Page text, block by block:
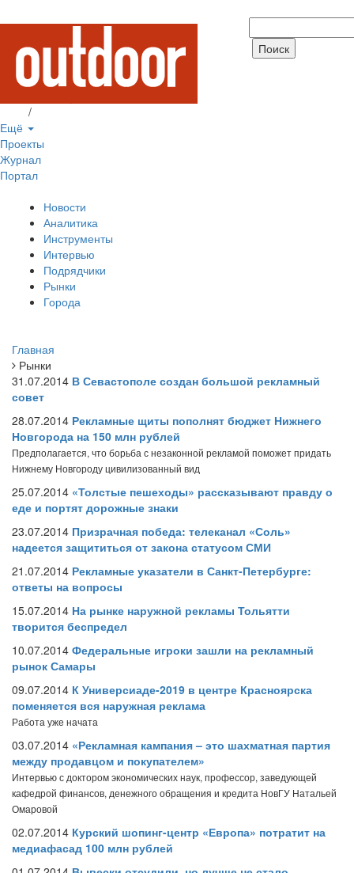
/
Ещё
Проекты
Журнал
Портал
Новости
Аналитика
Инструменты
Интервью
Подрядчики
Рынки
Города
Главная
Рынки
31.07.2014 В Севастополе создан большой рекламный
совет
28.07.2014 Рекламные щиты пополнят бюджет Нижнего
Новгорода на 150 млн рублей
Предполагается, что борьба с незаконной рекламой поможет придать
Нижнему Новгороду цивилизованный вид
25.07.2014 «Толстые пешеходы» рассказывают правду о
еде и портят дорожные знаки
23.07.2014 Призрачная победа: телеканал «Соль»
надеется защититься от закона статусом СМИ
21.07.2014 Рекламные указатели в Санкт-Петербурге:
ответы на вопросы
15.07.2014 На рынке наружной рекламы Тольятти
творится беспредел
10.07.2014 Федеральные игроки зашли на рекламный
рынок Самары
09.07.2014 К Универсиаде-2019 в центре Красноярска
поменяется вся наружная реклама
Работа уже начата
03.07.2014 «Рекламная кампания – это шахматная партия
между продавцом и покупателем»
Интервью с доктором экономических наук, профессор, заведующей
кафедрой финансов, денежного обращения и кредита НовГУ Натальей
Омаровой
02.07.2014 Курский шопинг-центр «Европа» потратит на
медиафасад 100 млн рублей